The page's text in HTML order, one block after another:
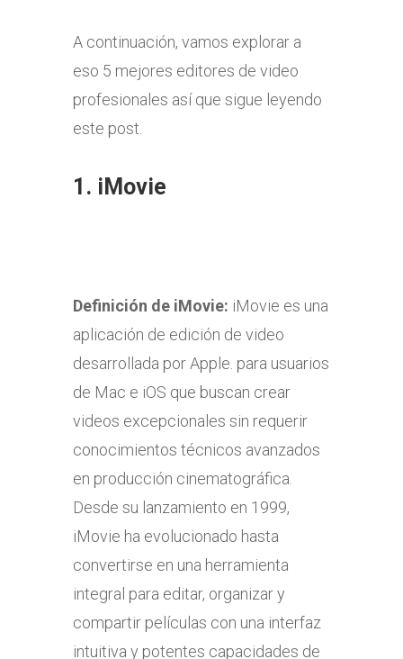
A continuación, vamos explorar a
eso 5 mejores editores de video
profesionales así que sigue leyendo
este post.
1. iMovie
Definición de iMovie: iMovie es una
aplicación de edición de video
desarrollada por Apple. para usuarios
de Mac e iOS que buscan crear
videos excepcionales sin requerir
conocimientos técnicos avanzados
en producción cinematográfica.
Desde su lanzamiento en 1999,
iMovie ha evolucionado hasta
convertirse en una herramienta
integral para editar, organizar y
compartir películas con una interfaz
intuitiva y potentes capacidades de